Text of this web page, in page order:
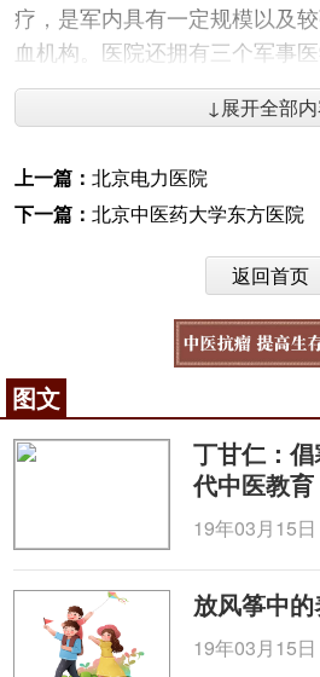
疗，是军内具有一定规模以及
血机构。医院还拥有三个军事
其中军事医学科学院脑血管病
区和驻京部队医院中唯一以脑
外科治疗和脑胶质病的手术、放
等为主要特色；重点研究脑血
相结合的个体化综合治疗。军
因治疗中心建有1000平方米的
先进的仪器设备，开展肿瘤免
研究，对各类肿瘤患者包括白
癌、肾透明细胞癌、多发性骨髓
肠癌等多种恶性肿瘤开展树突
疗，在预防肿瘤转移复发和延
得了肯定的疗效；军事医学科
中心以经上肢动脉冠脉造影、
心动过速射频消融术、各种心脏
诊疗技术为特色，对各种心脏病
药物治疗为科室基础，着力打
疗中心，为广大军内外患者服
↓展开全部
上一篇： 北京电力医院
下一篇： 北京中医药大学东方医院
返回首页
图文
丁甘仁：
代中医教育
19年03月15日
放风筝中
19年03月15日